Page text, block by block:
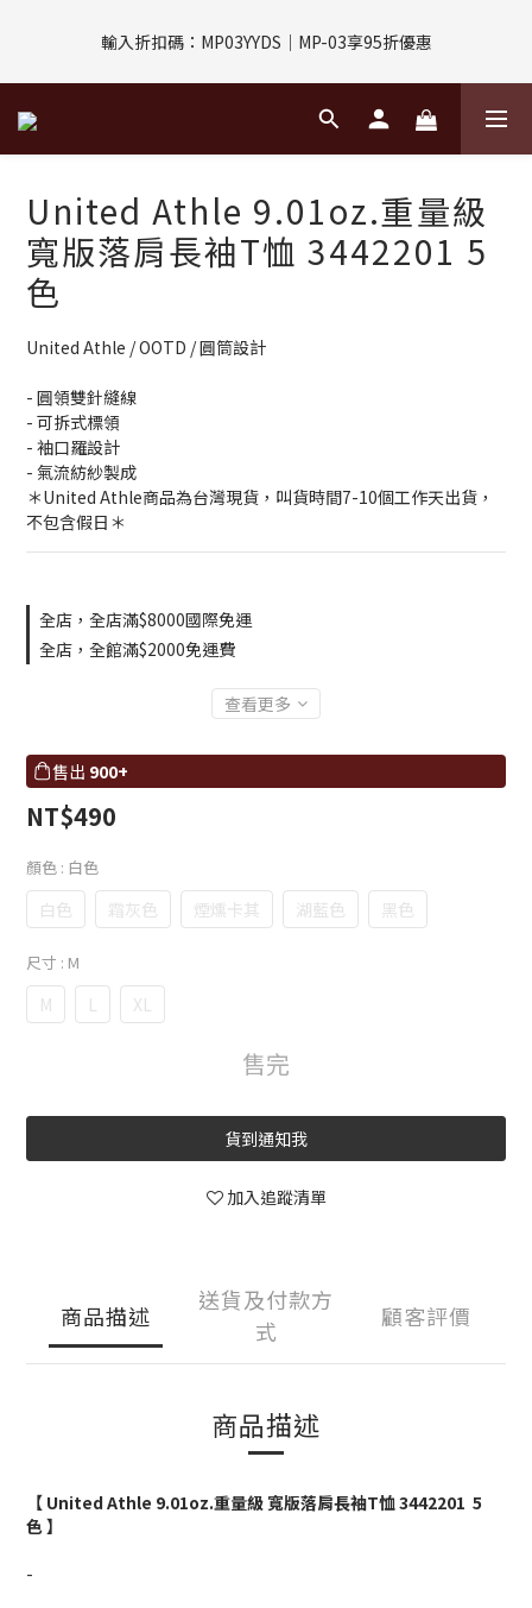
金
輸入折扣碼：MP03YYDS｜MP-03享95折優惠
指定付款方式｜即享2%回饋(信用卡、APPLE PAY、LINE PAY)
評價回饋｜訂單完成後7天內填寫5字以上評價，即可獲得$30購物
金
United Athle 9.01oz.重量級
寬版落肩長袖T恤 3442201 5
色
United Athle / OOTD / 圓筒設計
- 圓領雙針縫線
- 可拆式標領
- 袖口羅設計
- 氣流紡紗製成
＊United Athle商品為台灣現貨，叫貨時間7-10個工作天出貨，
不包含假日＊
全店，全店滿$8000國際免運
全店，全館滿$2000免運費
查看更多
售出 900+
NT$490
顏色 : 白色
白色 霜灰色 煙燻卡其 湖藍色 黑色
尺寸 : M
M L XL
售完
貨到通知我
加入追蹤清單
商品描述
送貨及付款方
式
顧客評價
商品描述
【 United Athle 9.01oz.重量級 寬版落肩長袖T恤 3442201 5
色 】
-